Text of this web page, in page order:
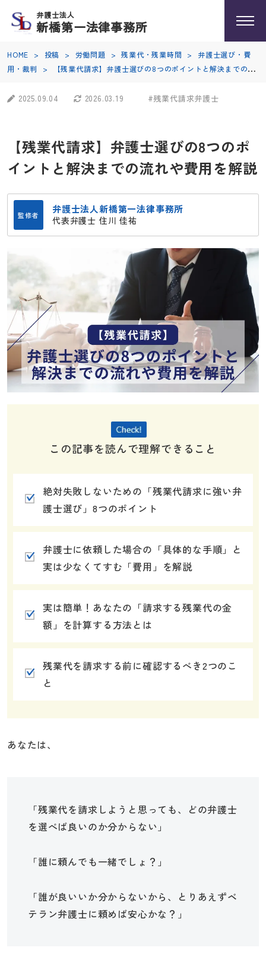
弁護士法人
新橋第一法律事務所
HOME > 投稿 > 労働問題 > 残業代・残業時間 >
弁護士選び・費
用・裁判
>
2025.09.04 2026.03.19 #残業代請求弁護士
【残業代請求】弁護士選びの8つのポ
イントと解決までの流れや費用を解説
監修者 弁護士法人新橋第一法律事務所
代表弁護士 住川 佳祐
この記事を読んで理解できること
絶対失敗しないための「残業代請求に強い弁
護士選び」8つのポイント
弁護士に依頼した場合の「具体的な手順」と
実は少なくてすむ「費用」を解説
実は簡単！あなたの「請求する残業代の金
額」を計算する方法とは
残業代を請求する前に確認するべき2つのこ
と
あなたは、
「残業代を請求しようと思っても、どの弁護士
を選べば良いのか分からない」
「誰に頼んでも一緒でしょ？」
「誰が良いいか分からないから、とりあえずベ
テラン弁護士に頼めば安心かな？」